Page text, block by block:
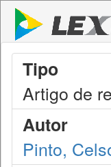
Tipo
Artigo de
Autor
Pinto,